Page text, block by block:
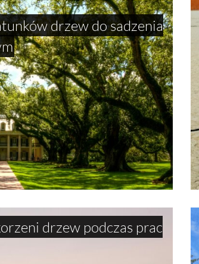
drzew do sadzenia
drzew podczas prac